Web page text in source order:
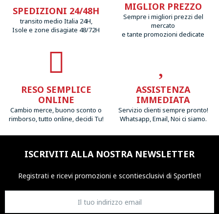
SPEDIZIONI 24/48H
transito medio Italia 24H,
Isole e zone disagiate 48/72H
MIGLIOR PREZZO
Sempre i migliori prezzi del
mercato
e tante promozioni dedicate
RESO SEMPLICE
ONLINE
Cambio merce, buono sconto o
rimborso, tutto online, decidi Tu!
ASSISTENZA
IMMEDIATA
Servizio clienti sempre pronto!
Whatsapp, Email, Noi ci siamo.
ISCRIVITI ALLA NOSTRA NEWSLETTER
Registrati e ricevi promozioni e scontiesclusivi di Sportlet!